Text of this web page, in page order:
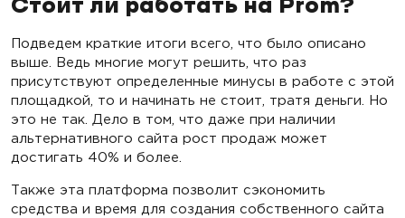
Стоит ли работать на Prom?
Подведем краткие итоги всего, что было описано
выше. Ведь многие могут решить, что раз
присутствуют определенные минусы в работе с этой
площадкой, то и начинать не стоит, тратя деньги. Но
это не так. Дело в том, что даже при наличии
альтернативного сайта рост продаж может
достигать 40% и более.
Также эта платформа позволит сэкономить
средства и время для создания собственного сайта